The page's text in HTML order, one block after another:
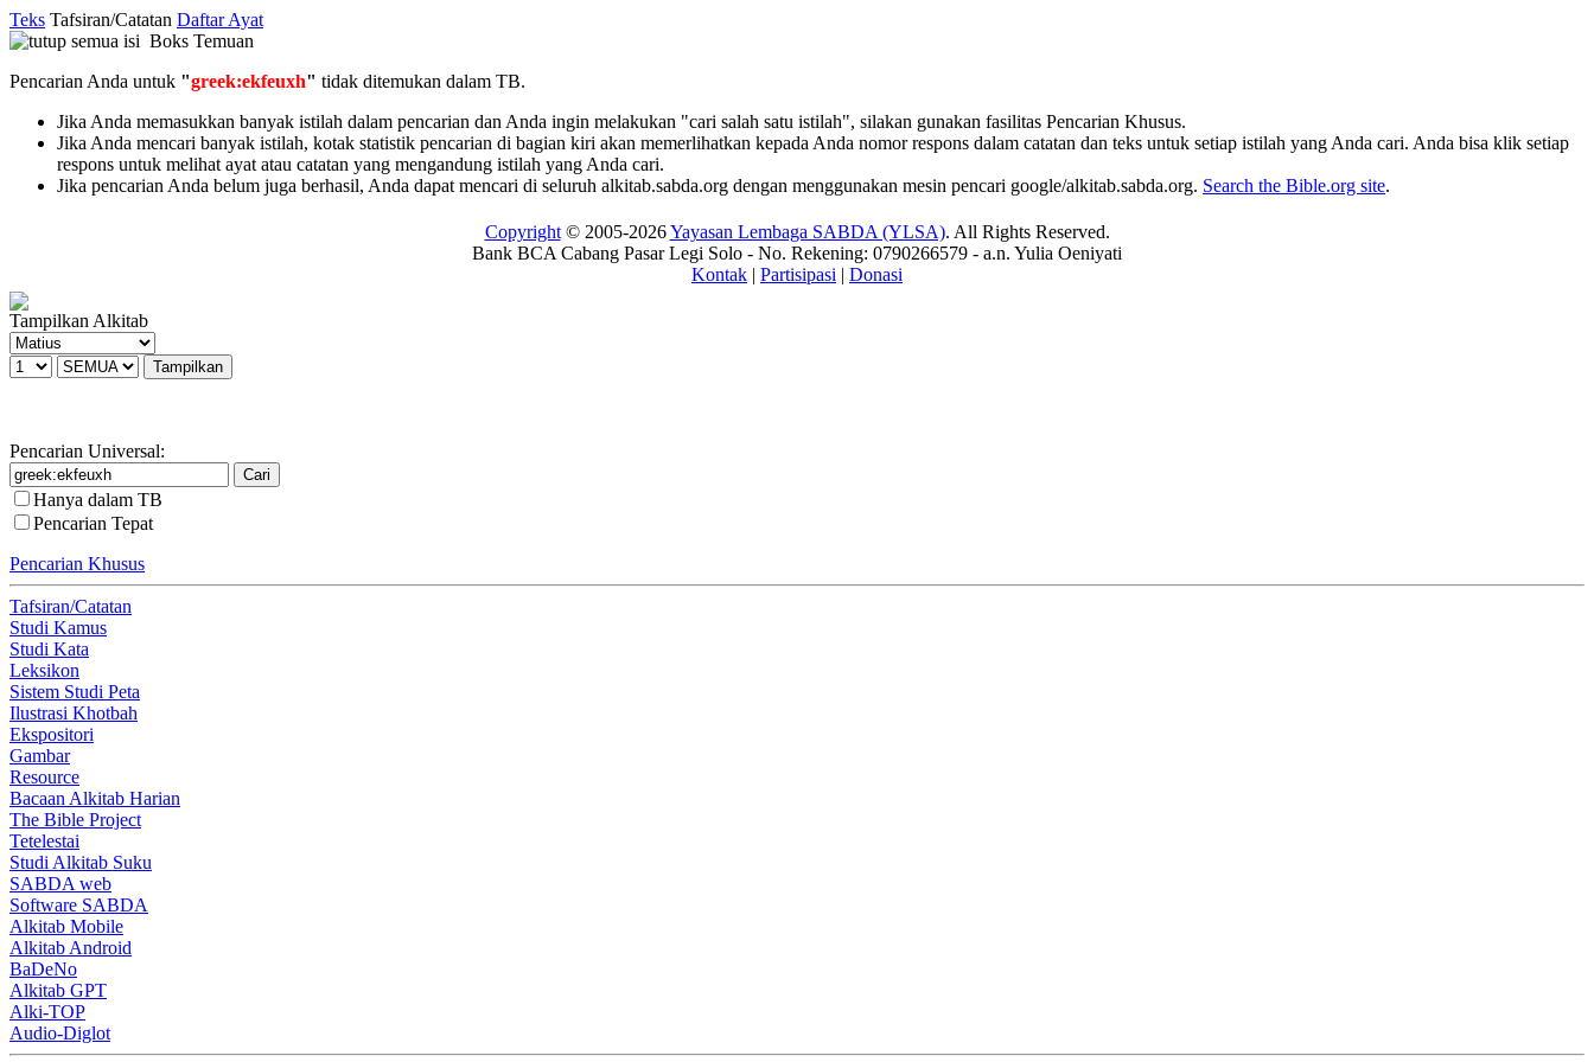
Teks Tafsiran/Catatan Daftar Ayat
Boks Temuan
Pencarian Anda untuk "greek:ekfeuxh" tidak ditemukan dalam TB.
Jika Anda memasukkan banyak istilah dalam pencarian dan Anda ingin melakukan "cari salah satu istilah", silakan gunakan fasilitas Pencarian Khusus.
Jika Anda mencari banyak istilah, kotak statistik pencarian di bagian kiri akan memerlihatkan kepada Anda nomor respons dalam catatan dan teks untuk setiap istilah yang Anda cari. Anda bisa klik setiap
respons untuk melihat ayat atau catatan yang mengandung istilah yang Anda cari.
Jika pencarian Anda belum juga berhasil, Anda dapat mencari di seluruh alkitab.sabda.org dengan menggunakan mesin pencari google/alkitab.sabda.org. Search the Bible.org site.
Copyright© 2005-2026Yayasan Lembaga SABDA (YLSA). All Rights Reserved.
Bank BCA Cabang Pasar Legi Solo - No. Rekening: 0790266579 - a.n. Yulia Oeniyati
Kontak | Partisipasi | Donasi
Tampilkan Alkitab
Pencarian Universal:
Hanya dalam TB
Pencarian Tepat
Pencarian Khusus
Tafsiran/Catatan
Studi Kamus
Studi Kata
Leksikon
Sistem Studi Peta
Ilustrasi Khotbah
Ekspositori
Gambar
Resource
Bacaan Alkitab Harian
The Bible Project
Tetelestai
Studi Alkitab Suku
SABDA web
Software SABDA
Alkitab Mobile
Alkitab Android
BaDeNo
Alkitab GPT
Alki-TOP
Audio-Diglot